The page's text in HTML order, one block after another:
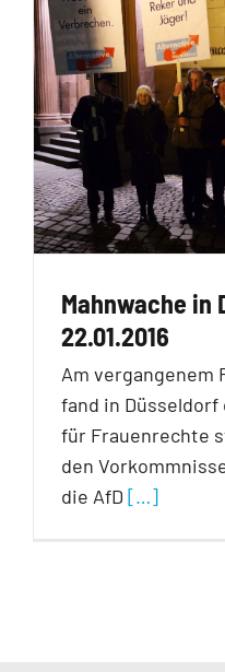
Mahnwache in
22.01.2016
Am vergangenem
fand in Düsseldorf
für Frauenrechte
den
die AfD […]